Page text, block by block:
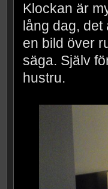
Klockan är
lång dag,
en bild över
säga. Själv
hustru.